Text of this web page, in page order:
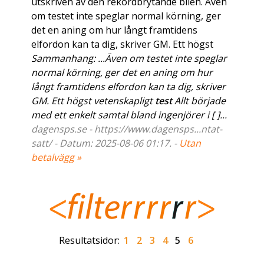
om testet inte speglar normal körning, ger
det en aning om hur långt framtidens
elfordon kan ta dig, skriver GM. Ett högst
Sammanhang: ...Även om testet inte speglar
normal körning, ger det en aning om hur
långt framtidens elfordon kan ta dig, skriver
GM. Ett högst vetenskapligttestAllt började
med ett enkelt samtal bland ingenjörer i [ ]...
dagensps.se - https://www.dagensps...ntat-
satt/ - Datum: 2025-08-06 01:17. - Utan
betalvägg »
Resultatsidor: 1 2 3 4 5 6